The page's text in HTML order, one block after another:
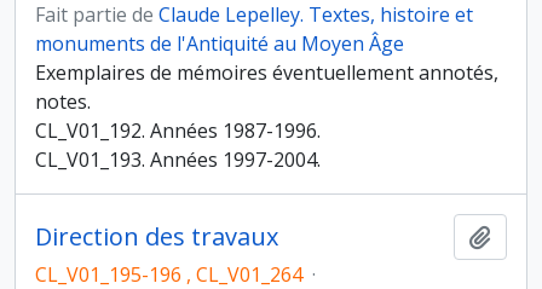
Fait partie de Claude Lepelley. Textes, histoire et
monuments de l'Antiquité au Moyen Âge
Exemplaires de mémoires éventuellement annotés,
notes.
CL_V01_192. Années 1987-1996.
CL_V01_193. Années 1997-2004.
Direction des travaux
CL_V01_195-196 , CL_V01_264 ·